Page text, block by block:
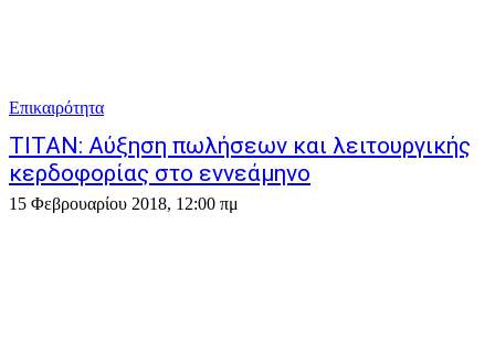
Επικαιρότητα
ΤΙΤΑΝ: Αύξηση πωλήσεων και λειτουργικής
κερδοφορίας στο εννεάμηνο
15 Φεβρουαρίου 2018, 12:00 πμ